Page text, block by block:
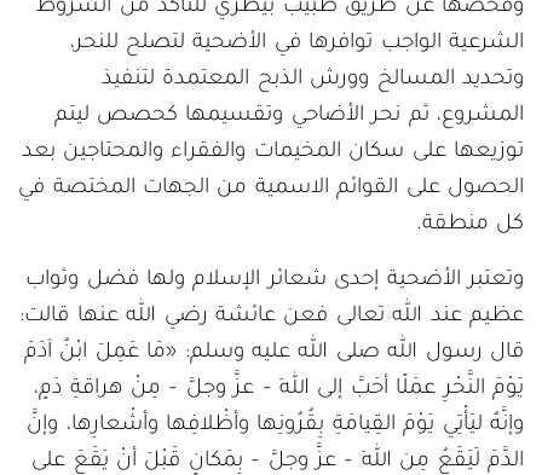
وفحصها عن طريق طبيب بيطري للتأكد من الشروط
الشرعية الواجب توافرها في الأضحية لتصلح للنحر،
وتحديد المسالخ وورش الذبح المعتمدة لتنفيذ
المشروع، ثم نحر الأضاحي وتقسيمها كحصص ليتم
توزيعها على سكان المخيمات والفقراء والمحتاجين بعد
الحصول على القوائم الاسمية من الجهات المختصة في
كل منطقة.
وتعتبر الأضحية إحدى شعائر الإسلام ولها فضل وثواب
عظيم عند الله تعالى فعن عائشة رضي الله عنها قالت:
قال رسول الله صلى الله عليه وسلم: «مَا عَمِلَ ابْنُ آدَمَ
يَوْمَ النَّحْرِ عمَلًا أحَبَّ إلى اللهِ – عزَّ وجلَّ – مِنْ هراقةِ دَمٍ،
وإنَّهُ ليَأْتِي يَوْمَ القِيامَةِ بِقُرُونِها وأظْلافِها وأشْعارِها، وإنَّ
الدَّمَ لَيَقَعُ مِن اللهِ – عزَّ وجلَّ – بِمَكانٍ قَبْلَ أنْ يَقَعَ على